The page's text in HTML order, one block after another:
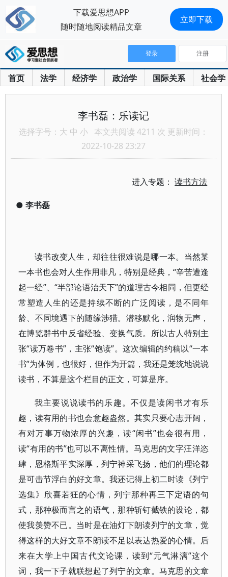
首页 法学 经济学 政治学 国际关系 社会学
登录 注册
李书磊：乐读记
选择字号： 大 中 小 本文共阅读 4211 次 更新时间：
2022-10-28 23:27
进入专题：读书方法
● 李书磊
读书改变人生，却往往很难说是哪一本。当然某
一本书也会对人生作用非凡，特别是经典，“辛苦遭逢
起一经”、“半部论语治天下”的道理古今相同，但更经
常塑造人生的还是持续不断的广泛阅读，是不同年
龄、不同境遇下的随缘涉猎。潜移默化，润物无声，
在博览群书中反省经验、变换气质。所以古人特别主
张“读万卷书”，主张“饱读”。这次编辑的约稿以“一本
书”为体例，也很好，但作为开篇，我还是笼统地说说
读书，不算是这个栏目的正文，可算是序。
我主要说说读书的乐趣。不仅是读闲书才有乐
趣，读有用的书也会意趣盎然。其实只要心志开阔，
有对万事万物浓厚的兴趣，读“闲书”也会很有用，
读“有用的书”也可以不离性情。马克思的文字汪洋恣
肆，恩格斯平实深厚，列宁神采飞扬，他们的理论都
是可击节浮白的好文章。我还记得上初二时读《列宁
选集》欣喜若狂的心情，列宁那种再三下定语的句
式，那种极而言之的语气，那种斩钉截铁的设论，都
使我羡赞不已。当时是在油灯下朗读列宁的文章，觉
得这样的大好文章不朗读不足以表达热爱的心情。后
来在大学上中国古代文论课，读到“元气淋漓”这个
词，我一下子就联想起了列宁的文章。马克思的文章
下载爱思想APP
随时随地阅读精品文章
立即下载